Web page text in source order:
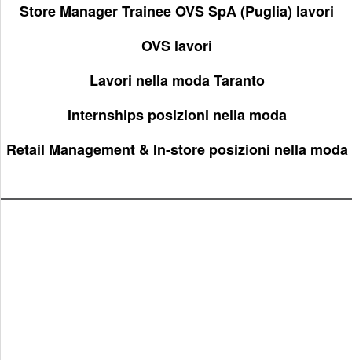
Store Manager Trainee OVS SpA (Puglia) lavori
OVS lavori
Lavori nella moda Taranto
Internships posizioni nella moda
Retail Management & In-store posizioni nella moda